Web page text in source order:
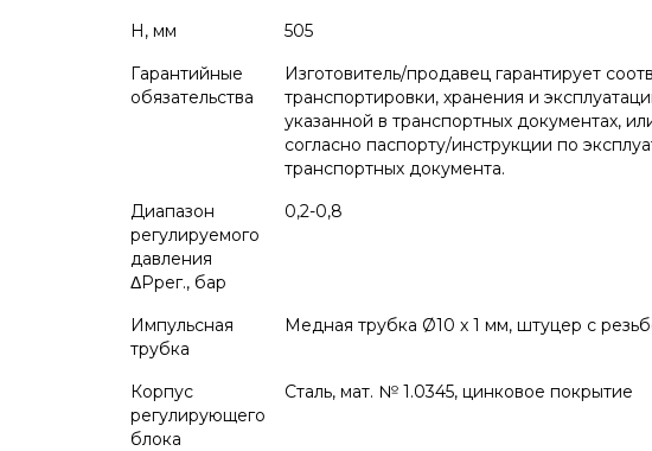
H, мм
505
Гарантийные
обязательства
Изготовитель/продавец гарантирует
транспортировки, хранения и
указанной в транспортных документах,
согласно паспорту/инструкции по
транспортных документа.
Диапазон
регулируемого
давления
ΔPрег., бар
0,2-0,8
Импульсная
трубка
Медная трубка Ø10 x 1 мм, штуцер с
Корпус
регулирующего
блока
Сталь, мат. № 1.0345, цинковое покрытие